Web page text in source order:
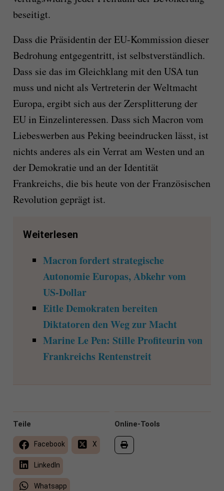
beseitigt.
Dass die Präsidentin der EU-Kommission dieser
Bedrohung entgegentritt, ist selbstverständlich.
Dass sie das im Gleichklang mit den USA tun
muss und nicht als Vertreterin der Weltmacht
Europa, ergibt sich aus der Zersplitterung der
EU in Einzelinteressen. Dass sich Macron vom
Liebeswerben aus Peking beeindrucken lässt, ist
nichts anderes als ein Verrat am Westen und an
der Demokratie und an der Identität
Frankreichs, die bis heute von der Französischen
Revolution geprägt ist.
Weiterlesen
Macron fordert strategische
Autonomie Europas, Abkehr vom
US-Dollar
Eitle Demokraten bereiten
Diktatoren den Weg zur Macht
Marine Le Pen: Stille Profiteurin von
Frankreichs Rentenstreit
Online-Tools
Teile
Facebook X
LinkedIn
Whatsapp